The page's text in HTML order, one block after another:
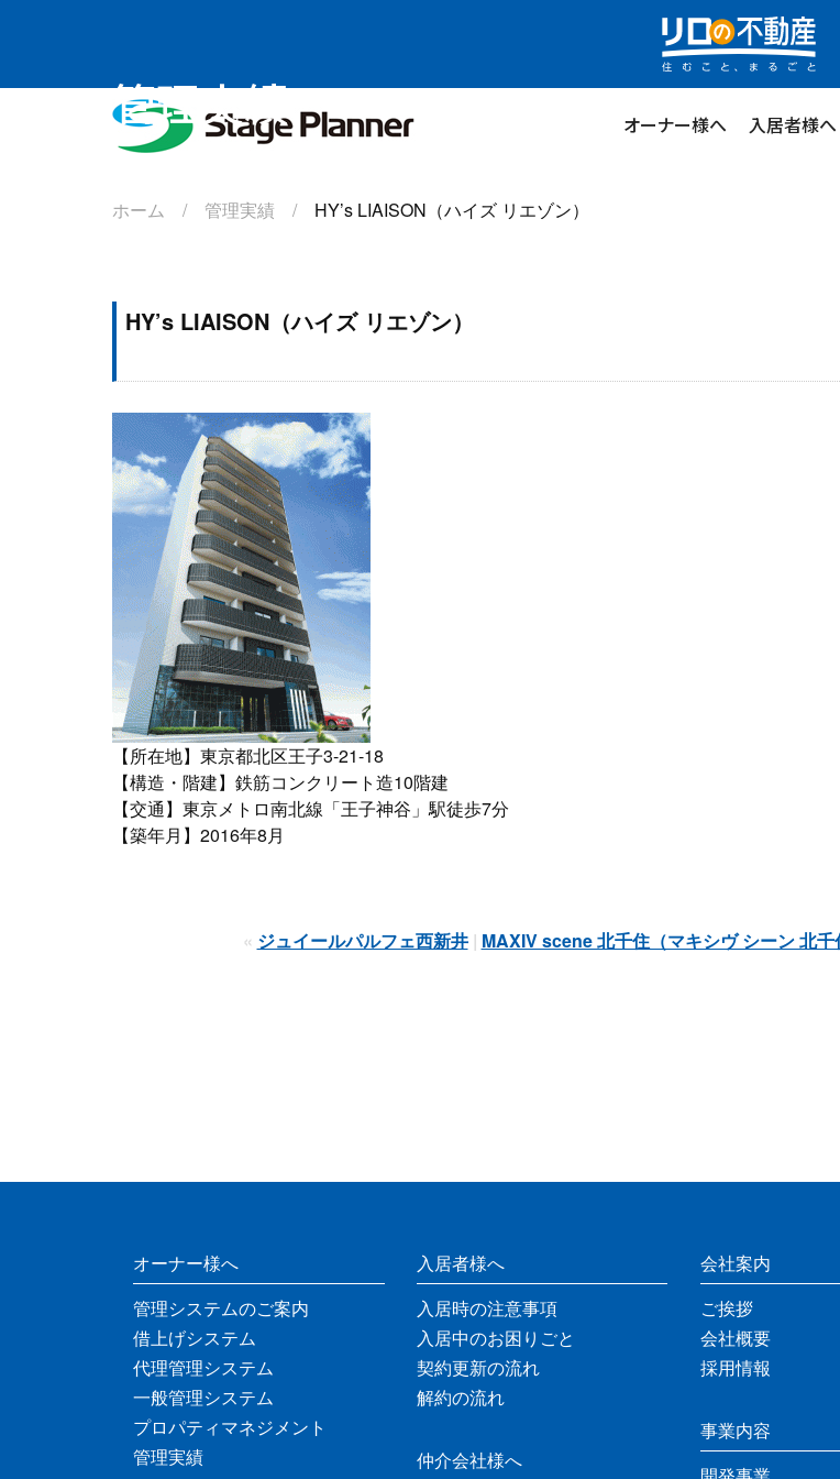
株式会社ステージプランナーオーナー様へ 入居者様へ
管理実績
ホーム / 管理実績 / HY’s LIAISON（ハイズ リエゾン）
HY’s LIAISON（ハイズ リエゾン）
【所在地】東京都北区王子3-21-18
【構造・階建】鉄筋コンクリート造10階建
【交通】東京メトロ南北線「王子神谷」駅徒歩7分
【築年月】2016年8月
« ジュイールパルフェ西新井| MAXIV scene 北千住（マキシヴ シーン 北千
オーナー様へ
管理システムのご案内
借上げシステム
代理管理システム
一般管理システム
プロパティマネジメント
管理実績
入居者様へ
入居時の注意事項
入居中のお困りごと
契約更新の流れ
解約の流れ
仲介会社様へ
会社案内
ご挨拶
会社概要
採用情報
事業内容